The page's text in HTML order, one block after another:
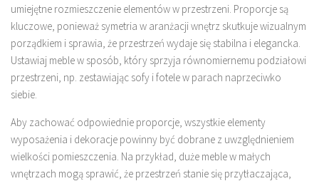
umiejętne rozmieszczenie elementów w przestrzeni. Proporcje są
kluczowe, ponieważ symetria w aranżacji wnętrz skutkuje wizualnym
porządkiem i sprawia, że przestrzeń wydaje się stabilna i elegancka.
Ustawiaj meble w sposób, który sprzyja równomiernemu podziałowi
przestrzeni, np. zestawiając sofy i fotele w parach naprzeciwko
siebie.
Aby zachować odpowiednie proporcje, wszystkie elementy
wyposażenia i dekoracje powinny być dobrane z uwzględnieniem
wielkości pomieszczenia. Na przykład, duże meble w małych
wnętrzach mogą sprawić, że przestrzeń stanie się przytłaczająca,